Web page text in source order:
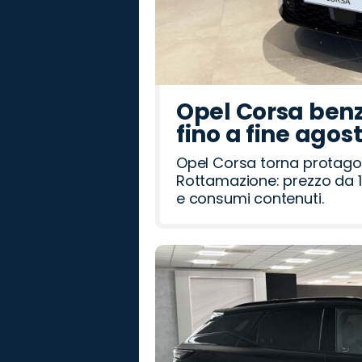
Opel Corsa
fino a fine
Opel Corsa torna
Rottamazione: prezzo da
e consumi contenuti.